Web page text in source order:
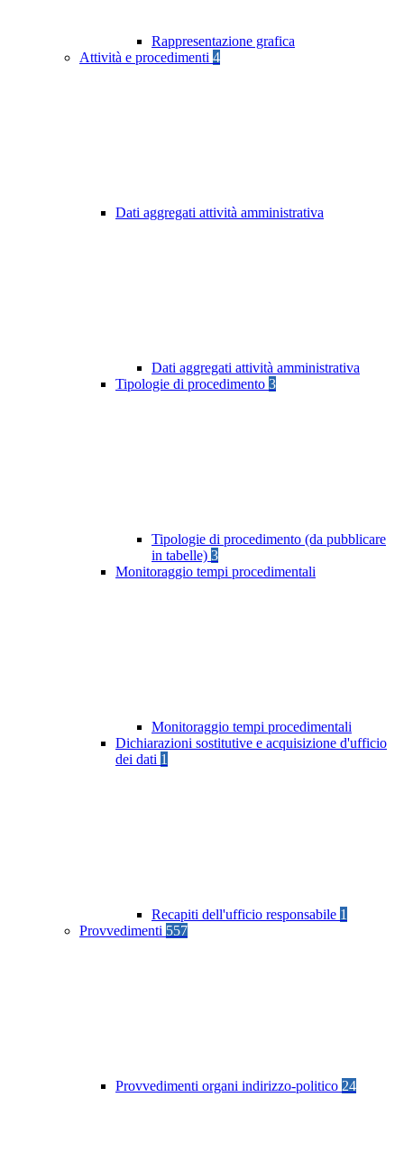
Rappresentazione grafica
Attività e procedimenti 4
Dati aggregati attività amministrativa
Dati aggregati attività amministrativa
Tipologie di procedimento 3
Tipologie di procedimento (da pubblicare
in tabelle) 3
Monitoraggio tempi procedimentali
Monitoraggio tempi procedimentali
Dichiarazioni sostitutive e acquisizione d'ufficio
dei dati 1
Recapiti dell'ufficio responsabile 1
Provvedimenti 557
Provvedimenti organi indirizzo-politico 24